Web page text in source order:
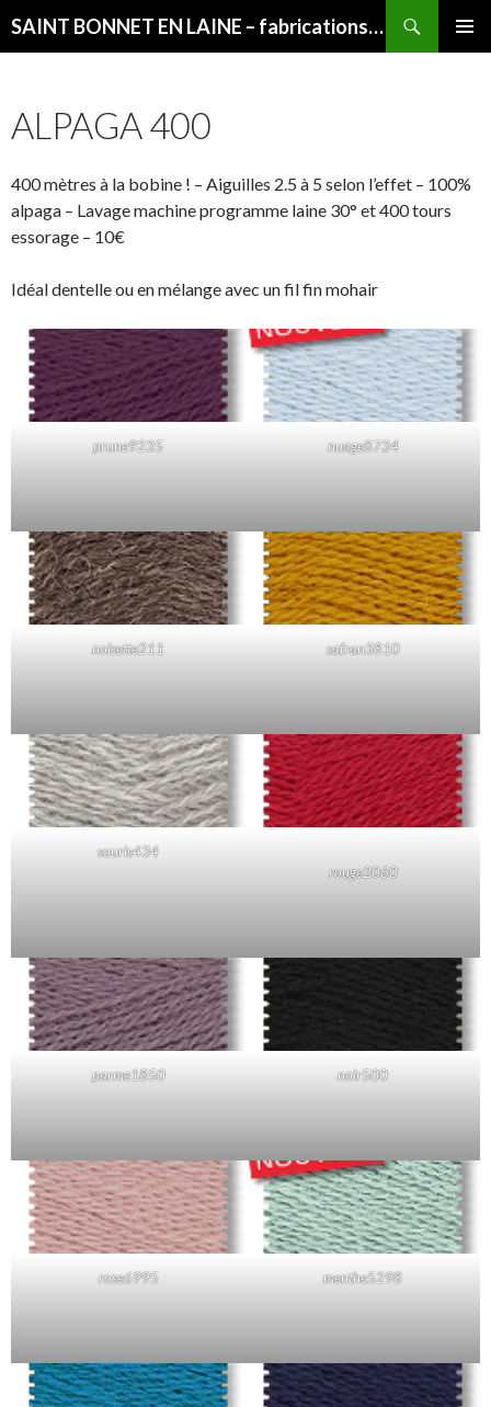
SAINT BONNET EN LAINE – fabrications françaises
ALPAGA 400
400 mètres à la bobine ! – Aiguilles 2.5 à 5 selon l’effet – 100%
alpaga – Lavage machine programme laine 30° et 400 tours
essorage – 10€
Idéal dentelle ou en mélange avec un fil fin mohair
prune9235 nuage8734
noisette211 safran3810
souris434
rouge2060
parme1850 noir500
rose6995 menthe5298